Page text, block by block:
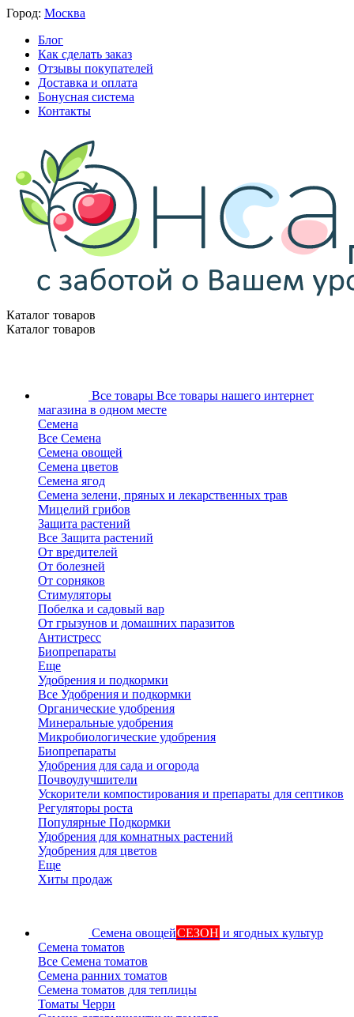
Город: Москва
Блог
Как сделать заказ
Отзывы покупателей
Доставка и оплата
Бонусная система
Контакты
Каталог товаров
Каталог товаров
Все товары Все товары нашего интернет
магазина в одном месте
Семена
Все Семена
Семена овощей
Семена цветов
Семена ягод
Семена зелени, пряных и лекарственных трав
Мицелий грибов
Защита растений
Все Защита растений
От вредителей
От болезней
От сорняков
Стимуляторы
Побелка и садовый вар
От грызунов и домашних паразитов
Антистресс
Биопрепараты
Еще
Удобрения и подкормки
Все Удобрения и подкормки
Органические удобрения
Минеральные удобрения
Микробиологические удобрения
Биопрепараты
Удобрения для сада и огорода
Почвоулучшители
Ускорители компостирования и препараты для септиков
Регуляторы роста
Популярные Подкормки
Удобрения для комнатных растений
Удобрения для цветов
Еще
Хиты продаж
Семена овощейСЕЗОН и ягодных культур
Семена томатов
Все Семена томатов
Семена ранних томатов
Семена томатов для теплицы
Томаты Черри